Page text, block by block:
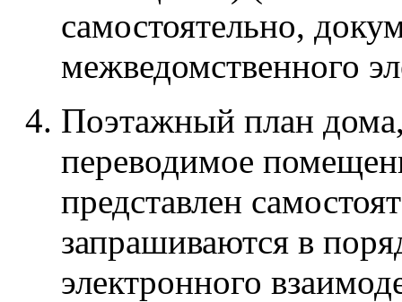
самостоятельно,
межведомственного
Поэтажный план
переводимое
представлен
запрашиваются в
электронного